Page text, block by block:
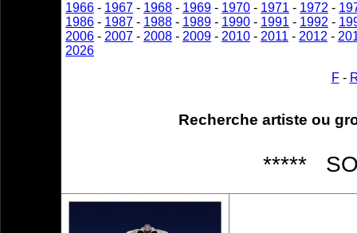
1966 - 1967 - 1968 - 1969 - 1970 - 1971 - 1972 -
1986 - 1987 - 1988 - 1989 - 1990 - 1991 - 1992 -
2006 - 2007 - 2008 - 2009 - 2010 - 2011 - 2012 -
2026
F-
Recherche artiste ou
*****